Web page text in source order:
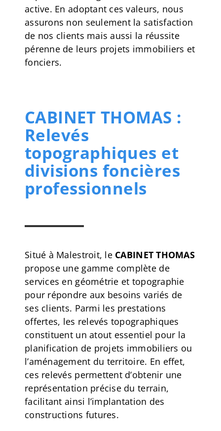
active. En adoptant ces valeurs, nous
assurons non seulement la satisfaction
de nos clients mais aussi la réussite
pérenne de leurs projets immobiliers et
fonciers.
CABINET THOMAS :
Relevés
topographiques et
divisions foncières
professionnels
Situé à Malestroit, le CABINET THOMAS
propose une gamme complète de
services en géométrie et topographie
pour répondre aux besoins variés de
ses clients. Parmi les prestations
offertes, les relevés topographiques
constituent un atout essentiel pour la
planification de projets immobiliers ou
l’aménagement du territoire. En effet,
ces relevés permettent d’obtenir une
représentation précise du terrain,
facilitant ainsi l’implantation des
constructions futures.